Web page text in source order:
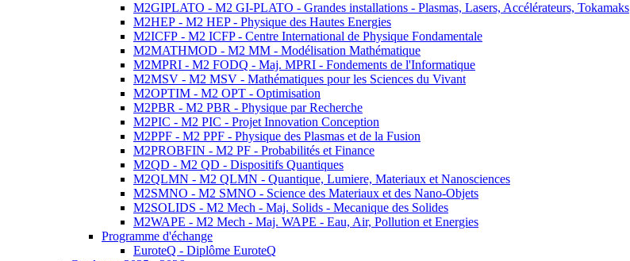
M2GIPLATO - M2 GI-PLATO - Grandes installations - Plasmas, Lasers, Accélérateurs, Tokamaks
M2HEP - M2 HEP - Physique des Hautes Energies
M2ICFP - M2 ICFP - Centre International de Physique Fondamentale
M2MATHMOD - M2 MM - Modélisation Mathématique
M2MPRI - M2 FODQ - Maj. MPRI - Fondements de l'Informatique
M2MSV - M2 MSV - Mathématiques pour les Sciences du Vivant
M2OPTIM - M2 OPT - Optimisation
M2PBR - M2 PBR - Physique par Recherche
M2PIC - M2 PIC - Projet Innovation Conception
M2PPF - M2 PPF - Physique des Plasmas et de la Fusion
M2PROBFIN - M2 PF - Probabilités et Finance
M2QD - M2 QD - Dispositifs Quantiques
M2QLMN - M2 QLMN - Quantique, Lumiere, Materiaux et Nanosciences
M2SMNO - M2 SMNO - Science des Materiaux et des Nano-Objets
M2SOLIDS - M2 Mech - Maj. Solids - Mecanique des Solides
M2WAPE - M2 Mech - Maj. WAPE - Eau, Air, Pollution et Energies
Programme d'échange
EuroteQ - Diplôme EuroteQ